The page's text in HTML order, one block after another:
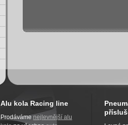
Alu kola Racing line
Prodáváme nejlevnější alu